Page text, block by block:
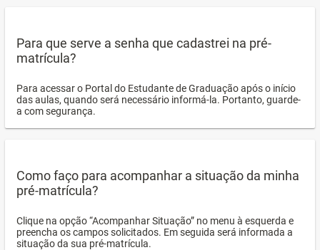
Para que serve a senha que cadastrei na pré-
matrícula?
Para acessar o Portal do Estudante de Graduação após o início
das aulas, quando será necessário informá-la. Portanto, guarde-
a com segurança.
Como faço para acompanhar a situação da minha
pré-matrícula?
Clique na opção “Acompanhar Situação” no menu à esquerda e
preencha os campos solicitados. Em seguida será informada a
situação da sua pré-matrícula.